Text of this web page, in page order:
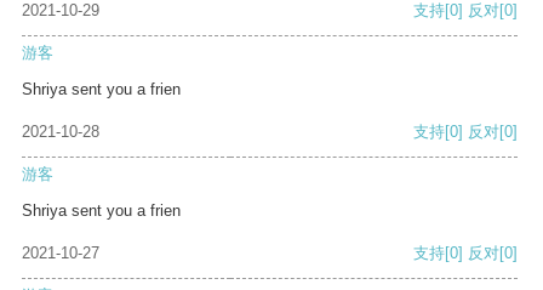
2021-10-29 支持[0] 反对[0]
游客
Shriya sent you a frien
2021-10-28 支持[0] 反对[0]
游客
Shriya sent you a frien
2021-10-27 支持[0] 反对[0]